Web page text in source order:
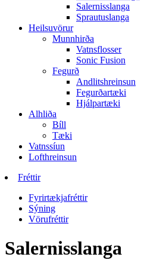
Salernisslanga
Sprautuslanga
Heilsuvörur
Munnhirða
Vatnsflosser
Sonic Fusion
Fegurð
Andlitshreinsun
Fegurðartæki
Hjálpartæki
Alhliða
Bíll
Tæki
Vatnssíun
Lofthreinsun
Fréttir
Fyrirtækjafréttir
Sýning
Vörufréttir
Salernisslanga